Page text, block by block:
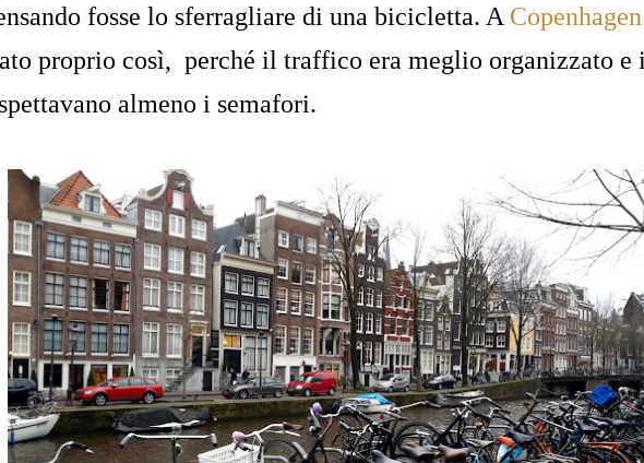
fosse lo sferragliare di una bicicletta. A Copenhagen
proprio così, perché il traffico era meglio organizzato
almeno i semafori.